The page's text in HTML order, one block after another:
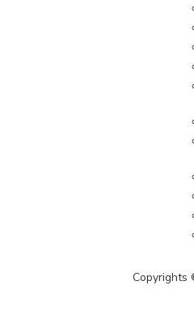
Copyrights